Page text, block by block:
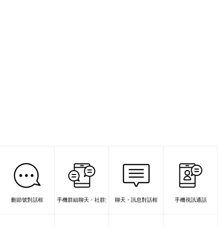
刪節號對話框 手機群組聊天・社群交流聊天・訊息對話框 手機視訊通話